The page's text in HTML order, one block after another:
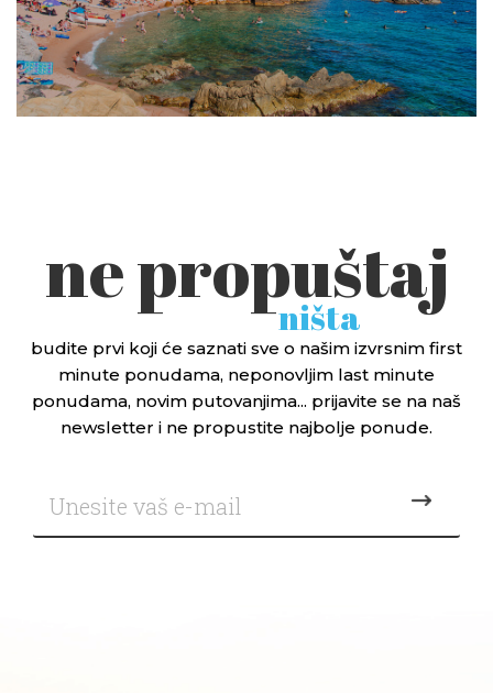
ne propuštaj
ništa
budite prvi koji će saznati sve o našim izvrsnim first
minute ponudama, neponovljim last minute
ponudama, novim putovanjima... prijavite se na naš
newsletter i ne propustite najbolje ponude.